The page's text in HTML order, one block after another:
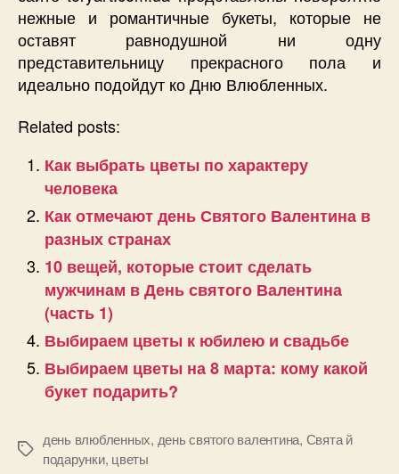
нежные и романтичные букеты, которые не
оставят равнодушной ни одну
представительницу прекрасного пола и
идеально подойдут ко Дню Влюбленных.
Related posts:
Как выбрать цветы по характеру
человека
Как отмечают день Святого Валентина в
разных странах
10 вещей, которые стоит сделать
мужчинам в День святого Валентина
(часть 1)
Выбираем цветы к юбилею и свадьбе
Выбираем цветы на 8 марта: кому какой
букет подарить?
Позначки
день влюбленных, день святого валентина, Свята й
подарунки, цветы